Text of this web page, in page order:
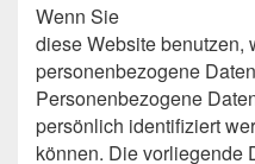
Wenn Sie
diese Website benutzen,
personenbezogene
Personenbezogene
persönlich identifiziert
können. Die vorliegende